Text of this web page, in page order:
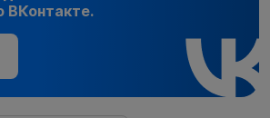
ВКонтакте.